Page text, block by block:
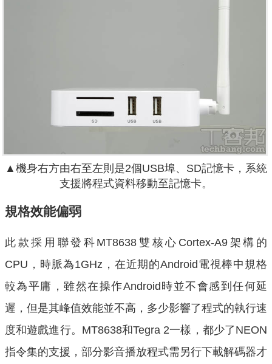
▲機身右方由右至左則是2個USB埠、SD記憶卡，系統
支援將程式資料移動至記憶卡。
規格效能偏弱
此款採用聯發科MT8638雙核心Cortex-A9架構的
CPU，時脈為1GHz，在近期的Android電視棒中規格
較為平庸，雖然在操作Android時並不會感到任何延
遲，但是其峰值效能並不高，多少影響了程式的執行速
度和遊戲進行。MT8638和Tegra 2一樣，都少了NEON
指令集的支援，部分影音播放程式需另行下載解碼器才